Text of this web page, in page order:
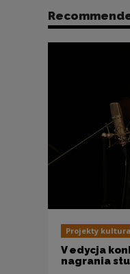
Projekty
V edycja
nagrania